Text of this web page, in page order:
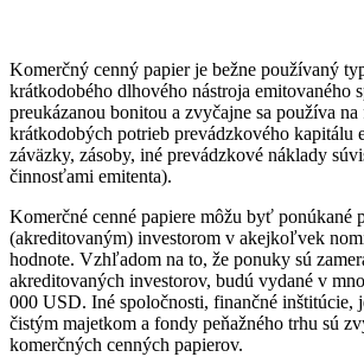
Komerčný cenný papier je bežne používaný
krátkodobého dlhového nástroja emitovaného
preukázanou bonitou a zvyčajne sa používa
krátkodobých potrieb prevádzkového kapitálu
záväzky, zásoby, iné prevádzkové náklady
činnosťami emitenta).
Komerčné cenné papiere môžu byť ponúkané
(akreditovaným) investorom v akejkoľvek
hodnote. Vzhľadom na to, že ponuky sú
akreditovaných investorov, budú vydané v
000 USD. Iné spoločnosti, finančné inštitúcie,
čistým majetkom a fondy peňažného trhu sú
komerčných cenných papierov.